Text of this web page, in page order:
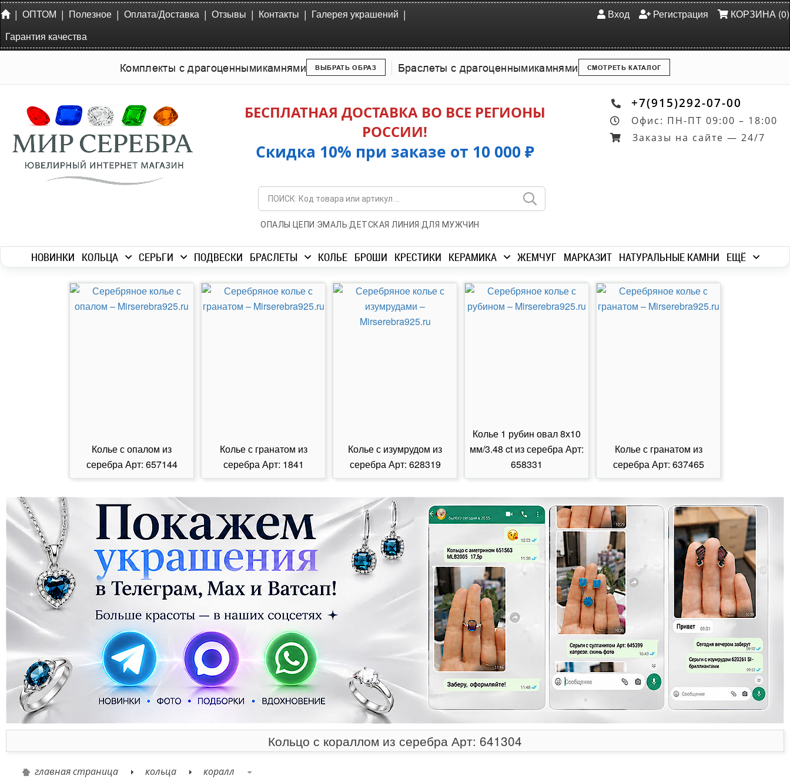
| ОПТОМ | Полезное | Оплата/Доставка | Отзывы | Контакты | Галерея украшений |
Гарантия качества
Вход Регистрация КОРЗИНА (0)
Комплекты с драгоценнымикамнями ВЫБРАТЬ ОБРАЗ Браслеты с драгоценнымикамнями СМОТРЕТЬ КАТАЛОГ
БЕСПЛАТНАЯ ДОСТАВКА ВО ВСЕ РЕГИОНЫ
РОССИИ!
Скидка 10% при заказе от 10 000 ₽
ОПАЛЫ | ЦЕПИ |ЭМАЛЬ|ДЕТСКАЯ ЛИНИЯ |ДЛЯ МУЖЧИН
+7(915)292-07-00
Офис: ПН-ПТ 09:00 – 18:00
Заказы на сайте — 24/7
НОВИНКИ КОЛЬЦА СЕРЬГИ ПОДВЕСКИ БРАСЛЕТЫ КОЛЬЕ БРОШИ КРЕСТИКИ КЕРАМИКА ЖЕМЧУГ МАРКАЗИТ НАТУРАЛЬНЫЕ КАМНИ ЕЩЁ
Колье с опалом из
серебра Арт: 657144
Колье с гранатом из
серебра Арт: 1841
Колье с изумрудом из
серебра Арт: 628319
Колье 1 рубин овал 8х10
мм/3.48 ct из серебра Арт:
658331
Колье с гранатом из
серебра Арт: 637465
Кольцо с кораллом из серебра Арт: 641304
главная страница кольца коралл